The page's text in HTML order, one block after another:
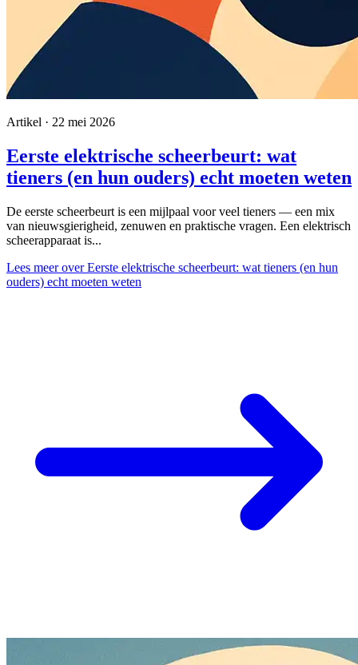
Artikel · 22 mei 2026
Eerste elektrische scheerbeurt: wat
tieners (en hun ouders) echt moeten weten
De eerste scheerbeurt is een mijlpaal voor veel tieners — een mix
van nieuwsgierigheid, zenuwen en praktische vragen. Een elektrisch
scheerapparaat is...
Lees meerover Eerste elektrische scheerbeurt: wat tieners (en hun
ouders) echt moeten weten